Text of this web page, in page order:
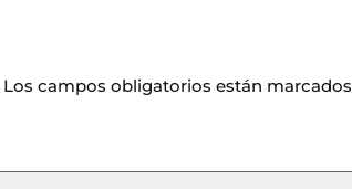
Los campos obligatorios están marcados